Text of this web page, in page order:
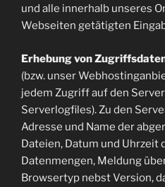
und alle innerhalb unseres
Webseiten getätigten
Erhebung von
(bzw. unser
jedem Zugriff auf den
Serverlogfiles). Zu den
Adresse und Name der
Dateien, Datum und Uhrzeit
Datenmengen, Meldung
Browsertyp nebst Version,